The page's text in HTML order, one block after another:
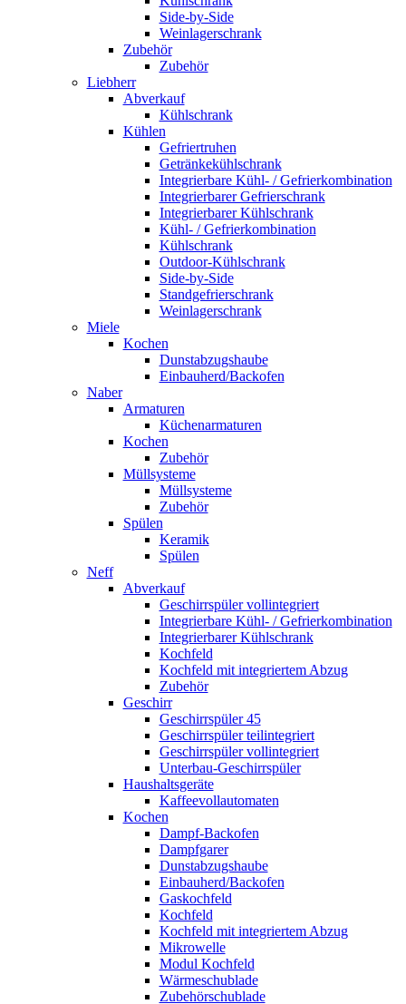
Side-by-Side
Weinlagerschrank
Zubehör
Zubehör
Liebherr
Abverkauf
Kühlschrank
Kühlen
Gefriertruhen
Getränkekühlschrank
Integrierbare Kühl- / Gefrierkombination
Integrierbarer Gefrierschrank
Integrierbarer Kühlschrank
Kühl- / Gefrierkombination
Kühlschrank
Outdoor-Kühlschrank
Side-by-Side
Standgefrierschrank
Weinlagerschrank
Miele
Kochen
Dunstabzugshaube
Einbauherd/Backofen
Naber
Armaturen
Küchenarmaturen
Kochen
Zubehör
Müllsysteme
Müllsysteme
Zubehör
Spülen
Keramik
Spülen
Neff
Abverkauf
Geschirrspüler vollintegriert
Integrierbare Kühl- / Gefrierkombination
Integrierbarer Kühlschrank
Kochfeld
Kochfeld mit integriertem Abzug
Zubehör
Geschirr
Geschirrspüler 45
Geschirrspüler teilintegriert
Geschirrspüler vollintegriert
Unterbau-Geschirrspüler
Haushaltsgeräte
Kaffeevollautomaten
Kochen
Dampf-Backofen
Dampfgarer
Dunstabzugshaube
Einbauherd/Backofen
Gaskochfeld
Kochfeld
Kochfeld mit integriertem Abzug
Mikrowelle
Modul Kochfeld
Wärmeschublade
Zubehörschublade